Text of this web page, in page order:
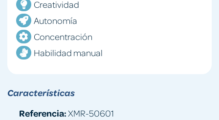
Creatividad
Autonomía
Concentración
Habilidad manual
Características
Referencia:XMR-50601